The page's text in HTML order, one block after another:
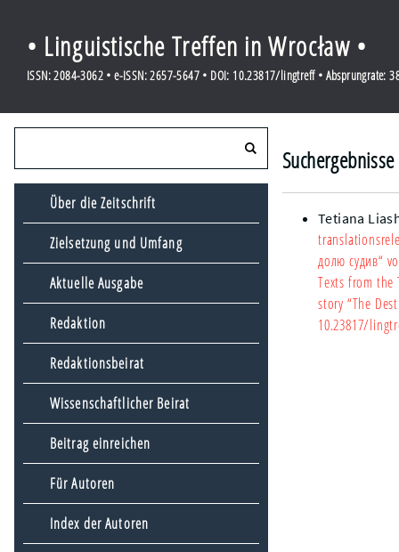
• Linguistische Treffen in Wrocław •
ISSN: 2084-3062 • e-ISSN: 2657-5647 • DOI: 10.23817/lingtreff • Absprungrate:
Über die Zeitschrift
Zielsetzung und Umfang
Aktuelle Ausgabe
Redaktion
Redaktionsbeirat
Wissenschaftlicher Beirat
Beitrag einreichen
Für Autoren
Index der Autoren
Tetiana
долю судив“
Texts from
story “The
10.23817/